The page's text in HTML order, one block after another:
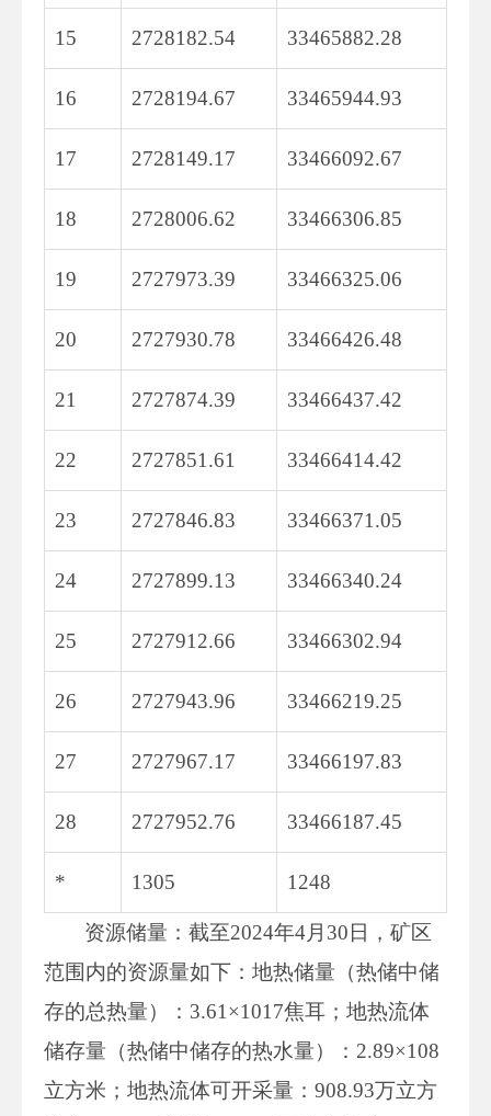
15 2728182.54 33465882.28
16 2728194.67 33465944.93
17 2728149.17 33466092.67
18 2728006.62 33466306.85
19 2727973.39 33466325.06
20 2727930.78 33466426.48
21 2727874.39 33466437.42
22 2727851.61 33466414.42
23 2727846.83 33466371.05
24 2727899.13 33466340.24
25 2727912.66 33466302.94
26 2727943.96 33466219.25
27 2727967.17 33466197.83
28 2727952.76 33466187.45
* 1305 1248
资源储量：截至2024年4月30日，矿区
范围内的资源量如下：地热储量（热储中储
存的总热量）：3.61×1017焦耳；地热流体
储存量（热储中储存的热水量）：2.89×108
立方米；地热流体可开采量：908.93万立方